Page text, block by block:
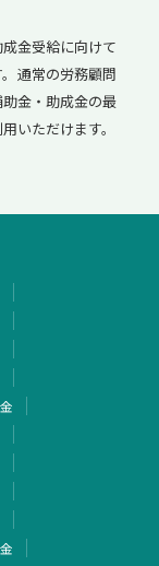
金受給に向けて
通常の労務顧問
金・助成金の最
いただけます。